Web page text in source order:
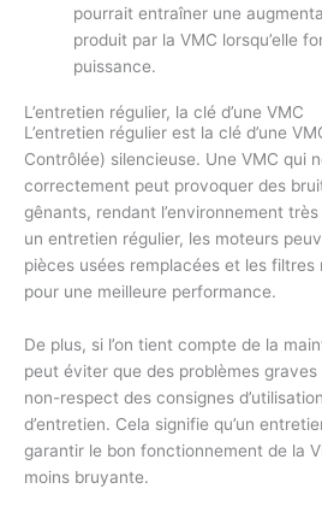
pourrait entraîner une
produit par la VMC lorsqu’elle
puissance.
L’entretien régulier, la clé d’une VMC
L’entretien régulier est la clé d’une
Contrôlée) silencieuse. Une VMC qui
correctement peut provoquer des
gênants, rendant l’environnement
un entretien régulier, les moteurs
pièces usées remplacées et les
pour une meilleure performance.
De plus, si l’on tient compte de la
peut éviter que des problèmes
non-respect des consignes
d’entretien. Cela signifie qu’un
garantir le bon fonctionnement de la
moins bruyante.